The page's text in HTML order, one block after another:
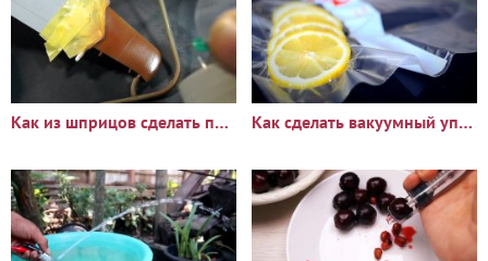
Как из шприцов сделать простой мини аэрограф Как сделать вакуумный упаковщик из шприца